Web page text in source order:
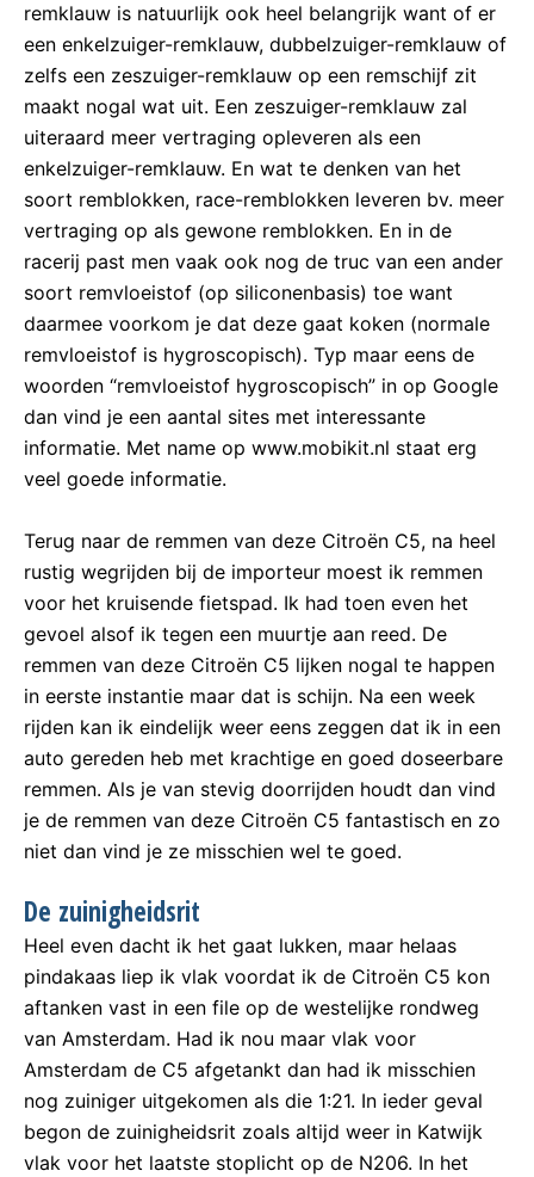
remklauw is natuurlijk ook heel belangrijk want of er
een enkelzuiger-remklauw, dubbelzuiger-remklauw of
zelfs een zeszuiger-remklauw op een remschijf zit
maakt nogal wat uit. Een zeszuiger-remklauw zal
uiteraard meer vertraging opleveren als een
enkelzuiger-remklauw. En wat te denken van het
soort remblokken, race-remblokken leveren bv. meer
vertraging op als gewone remblokken. En in de
racerij past men vaak ook nog de truc van een ander
soort remvloeistof (op siliconenbasis) toe want
daarmee voorkom je dat deze gaat koken (normale
remvloeistof is hygroscopisch). Typ maar eens de
woorden “remvloeistof hygroscopisch” in op Google
dan vind je een aantal sites met interessante
informatie. Met name op www.mobikit.nl staat erg
veel goede informatie.
Terug naar de remmen van deze Citroën C5, na heel
rustig wegrijden bij de importeur moest ik remmen
voor het kruisende fietspad. Ik had toen even het
gevoel alsof ik tegen een muurtje aan reed. De
remmen van deze Citroën C5 lijken nogal te happen
in eerste instantie maar dat is schijn. Na een week
rijden kan ik eindelijk weer eens zeggen dat ik in een
auto gereden heb met krachtige en goed doseerbare
remmen. Als je van stevig doorrijden houdt dan vind
je de remmen van deze Citroën C5 fantastisch en zo
niet dan vind je ze misschien wel te goed.
De zuinigheidsrit
Heel even dacht ik het gaat lukken, maar helaas
pindakaas liep ik vlak voordat ik de Citroën C5 kon
aftanken vast in een file op de westelijke rondweg
van Amsterdam. Had ik nou maar vlak voor
Amsterdam de C5 afgetankt dan had ik misschien
nog zuiniger uitgekomen als die 1:21. In ieder geval
begon de zuinigheidsrit zoals altijd weer in Katwijk
vlak voor het laatste stoplicht op de N206. In het